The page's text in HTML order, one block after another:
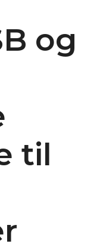
og
til